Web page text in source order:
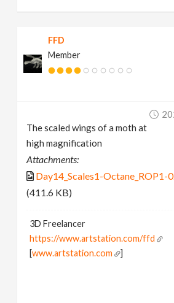
FFD
Member
The scaled wings of a moth at
high magnification
Attachments:
Day14_Scales1-Octane_ROP1-
(411.6 KB)
3D Freelancer
https://www.artstation.com/ffd
[www.artstation.com ]